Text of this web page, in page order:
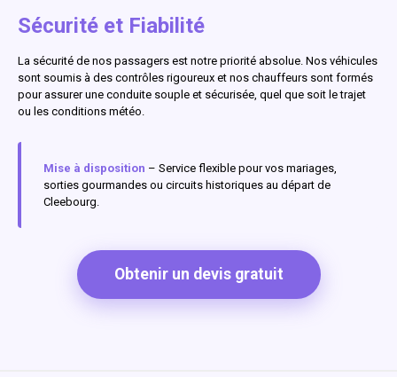
Sécurité et Fiabilité
La sécurité de nos passagers est notre priorité absolue. Nos véhicules
sont soumis à des contrôles rigoureux et nos chauffeurs sont formés
pour assurer une conduite souple et sécurisée, quel que soit le trajet
ou les conditions météo.
Mise à disposition – Service flexible pour vos mariages,
sorties gourmandes ou circuits historiques au départ de
Cleebourg.
Obtenir un devis gratuit